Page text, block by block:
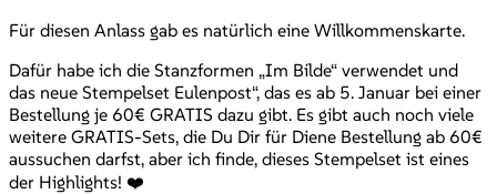
Für diesen Anlass gab es natürlich eine Willkommenskarte.
Dafür habe ich die Stanzformen „Im Bilde“ verwendet und
das neue Stempelset Eulenpost“, das es ab 5. Januar bei einer
Bestellung je 60€ GRATIS dazu gibt. Es gibt auch noch viele
weitere GRATIS-Sets, die Du Dir für Diene Bestellung ab 60€
aussuchen darfst, aber ich finde, dieses Stempelset ist eines
der Highlights! ❤️